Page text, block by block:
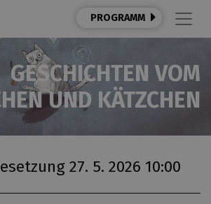
PROGRAMM
GESCHICHTEN VOM
UND KÄTZCHEN
27. 5. 2026 10:00